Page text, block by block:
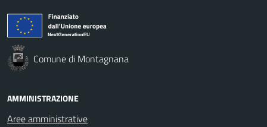
Comune di Montagnana
AMMINISTRAZIONE
Aree amministrative